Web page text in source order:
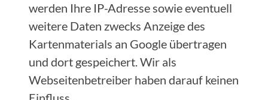
werden Ihre IP-Adresse sowie eventuell
weitere Daten zwecks Anzeige des
Kartenmaterials an Google übertragen
und dort gespeichert. Wir als
Webseitenbetreiber haben darauf keinen